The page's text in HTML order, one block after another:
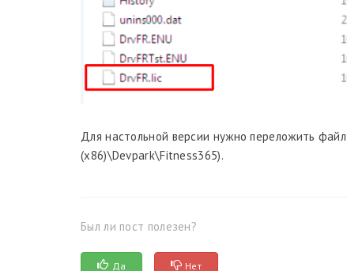
Для настольной версии нужно переложить
(x86)\Devpark\Fitness365).
Был ли пост полезен?
Да Нет